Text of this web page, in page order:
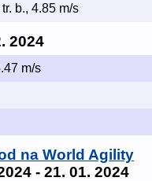
b., 4.85 m/s
2024
m/s
na World Agility
- 21. 01. 2024